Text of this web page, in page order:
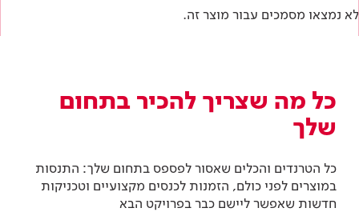
לא נמצאו מסמכים עבור מוצר זה.
כל מה שצריך להכיר בתחום
שלך
כל הטרנדים והכלים שאסור לפספס בתחום שלך: התנסות
במוצרים לפני כולם, הזמנות לכנסים מקצועיים וטכניקות
חדשות שאפשר ליישם כבר בפרויקט הבא